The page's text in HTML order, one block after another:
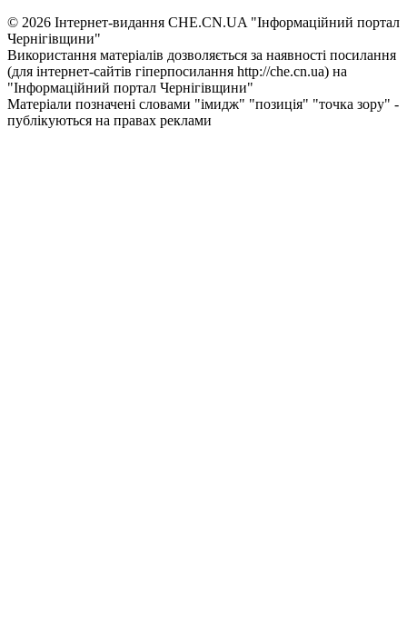
© 2026 Інтернет-видання CHE.CN.UA "Інформаційний портал
Чернiгiвщини"
Використання матеріалів дозволяється за наявності посилання
(для інтернет-сайтів гіперпосилання http://che.cn.ua) на
"Інформаційний портал Чернiгiвщини"
Матеріали позначені словами "імидж" "позиція" "точка зору" -
публікуються на правах реклами